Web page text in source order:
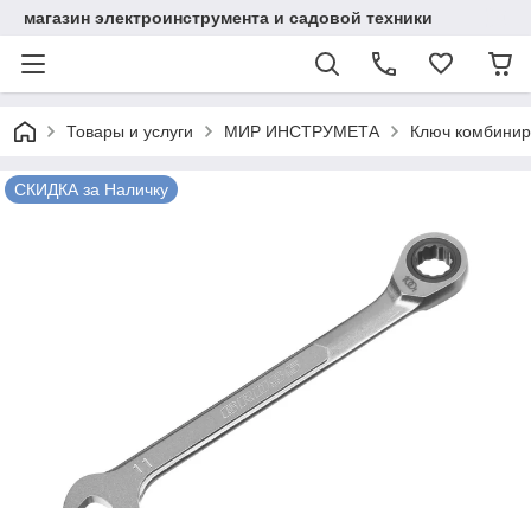
магазин электроинструмента и садовой техники
Товары и услуги МИР ИНСТРУМЕТА Ключ
СКИДКА за Наличку